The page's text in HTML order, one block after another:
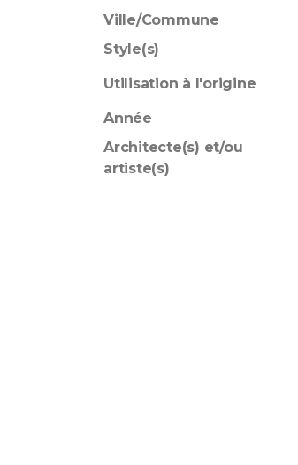
Ville/Commune
Style(s)
Utilisation à l'origine
Année
Architecte(s) et/ou
artiste(s)